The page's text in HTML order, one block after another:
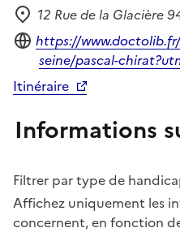
Adresse
12 Rue de la Glacière
Site internet
https://
seine/pascal-
Itinéraire
Informations
Filtrer par type de
Affichez uniquement les
concernent, en fonction